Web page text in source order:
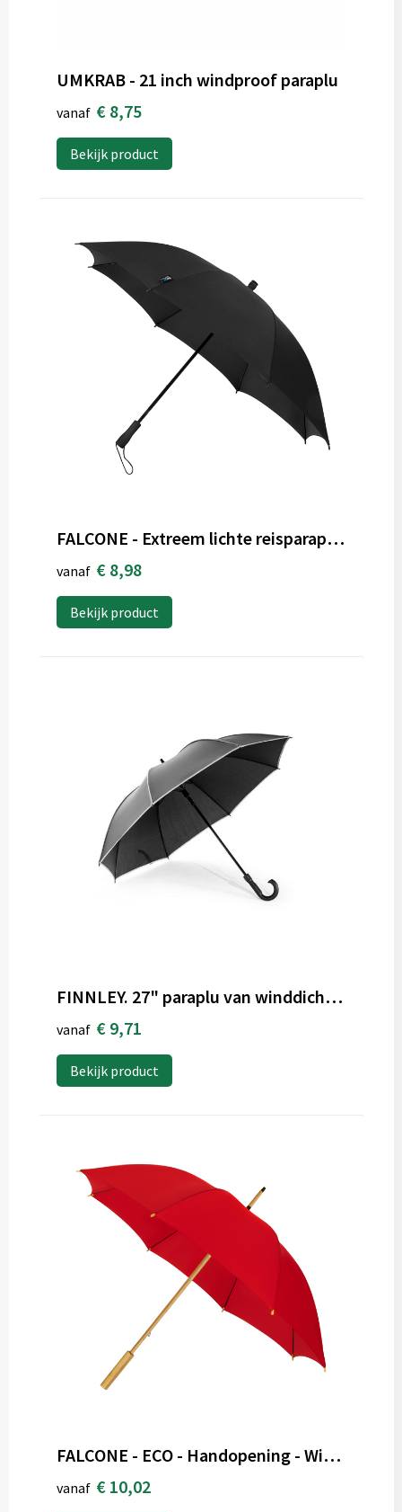
UMKRAB - 21 inch windproof paraplu
vanaf € 8,75
Bekijk product
FALCONE - Extreem lichte reisparaplu - Handopening - Windproof - 100 cm
vanaf € 8,98
Bekijk product
FINNLEY. 27" paraplu van winddicht gerecycled polyester (100% rPET) pongee 190T
vanaf € 9,71
Bekijk product
FALCONE - ECO - Handopening - Windproof - 102 cm
vanaf € 10,02